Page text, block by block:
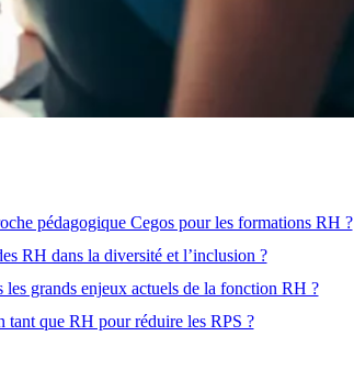
pédagogique Cegos pour les formations RH ?
RH dans la diversité et l’inclusion ?
les grands enjeux actuels de la fonction RH ?
tant que RH pour réduire les RPS ?